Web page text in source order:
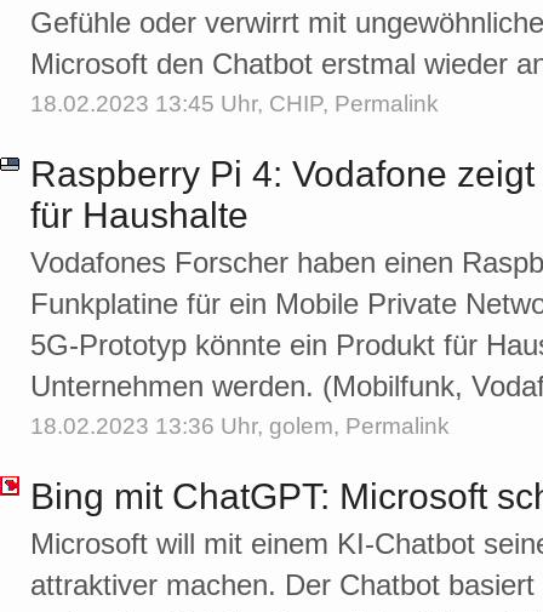
Gefühle oder verwirrt mit
Microsoft den Chatbot erstmal wieder
18.02.2023 13:45 Uhr, CHIP, Permalink
Raspberry Pi 4: Vodafone
für Haushalte
Vodafones Forscher haben einen
Funkplatine für ein Mobile Private
5G-Prototyp könnte ein Produkt für
Unternehmen werden. (Mobilfunk,
18.02.2023 13:36 Uhr, golem, Permalink
Bing mit ChatGPT: Microsoft
Microsoft will mit einem KI-Chatbot
attraktiver machen. Der Chatbot